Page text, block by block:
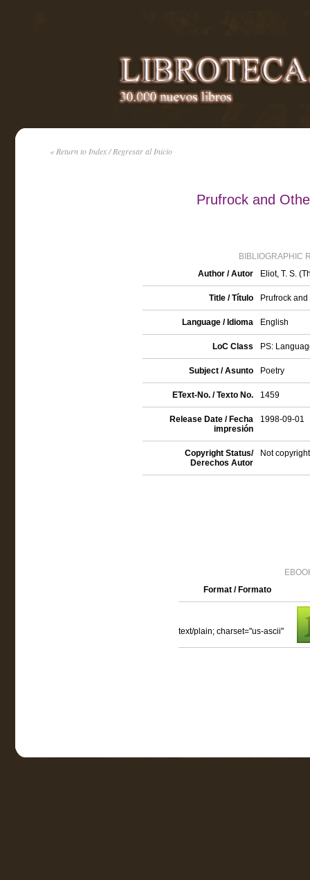
« Return to Index / Regresar al Inicio
Prufrock and
BIBLIOGRAPHIC
Author / Autor
Eliot, T. S.
Title / Título Prufrock
Language / Idioma English
LoC Class PS:
Subject / Asunto Poetry
EText-No. / Texto No. 1459
Release Date / Fecha
impresión
1998-09-01
Copyright Status/
Derechos Autor
Not
Format / Formato
text/plain; charset="us-ascii"